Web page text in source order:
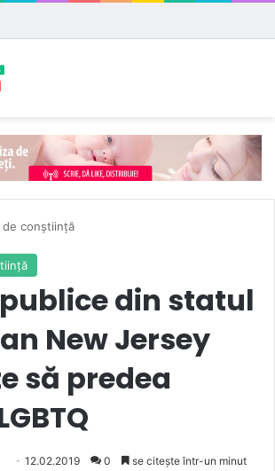
conștiință
din statul
New Jersey
să predea
12.02.2019 0 se citește într-un minut